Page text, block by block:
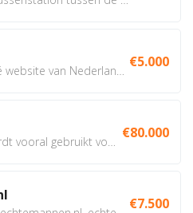
€5.000
€80.000
€7.500